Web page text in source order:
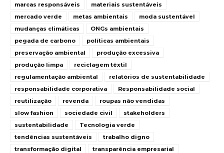
marcas responsáveis
materiais sustentáveis
mercado verde
metas ambientais
moda sustentável
mudanças climáticas
ONGs ambientais
pegada de carbono
políticas ambientais
preservação ambiental
produção excessiva
produção limpa
reciclagem têxtil
regulamentação ambiental
relatórios de sustentabilidade
responsabilidade corporativa
Responsabilidade social
reutilização
revenda
roupas não vendidas
slow fashion
sociedade civil
stakeholders
sustentabilidade
Tecnologia verde
tendências sustentáveis
trabalho digno
transformação digital
transparência empresarial